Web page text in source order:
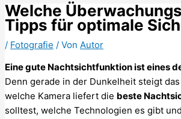
Welche
Tipps für optimale
/ Fotografie / Von Autor
Eine gute Nachtsichtfunktion ist eines
Denn gerade in der Dunkelheit steigt
welche Kamera liefert die beste
solltest, welche Technologien es gibt